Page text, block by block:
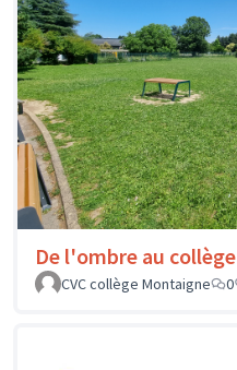
De l'ombre au collège
CVC collège Montaigne
0